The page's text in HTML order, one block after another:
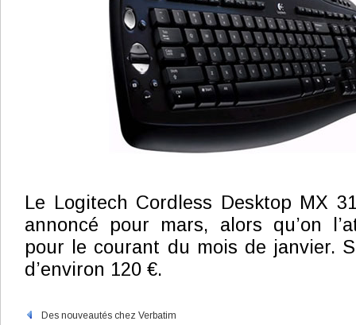
Le Logitech Cordless Desktop MX
annoncé pour mars, alors qu’on
pour le courant du mois de janvier.
d’environ 120 €.
Des nouveautés chez Verbatim